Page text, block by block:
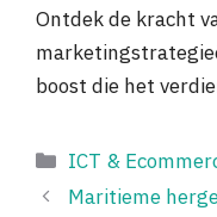
Ontdek de kracht
boost die het
Categorieën
ICT &
Maritieme